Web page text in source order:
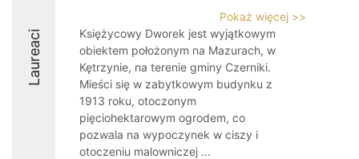
Laureaci
Pokaż więcej >>
Księżycowy Dworek jest wyjątkowym
obiektem położonym na Mazurach, w
Kętrzynie, na terenie gminy Czerniki.
Mieści się w zabytkowym budynku z
1913 roku, otoczonym
pięciohektarowym ogrodem, co
pozwala na wypoczynek w ciszy i
otoczeniu malowniczej ...